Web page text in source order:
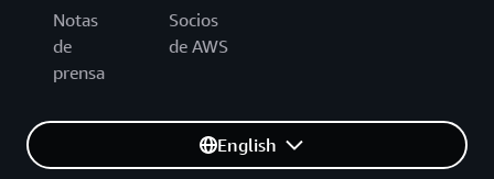
Notas
de
prensa
Socios
de AWS
English